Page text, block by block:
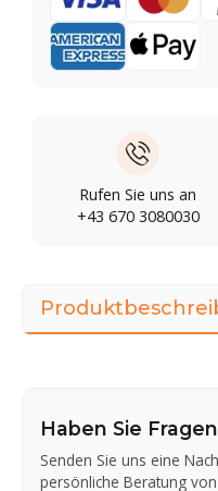
Rufen Sie uns an
+43 670 3080030
Haben Sie
Senden Sie uns eine
persönliche Beratung